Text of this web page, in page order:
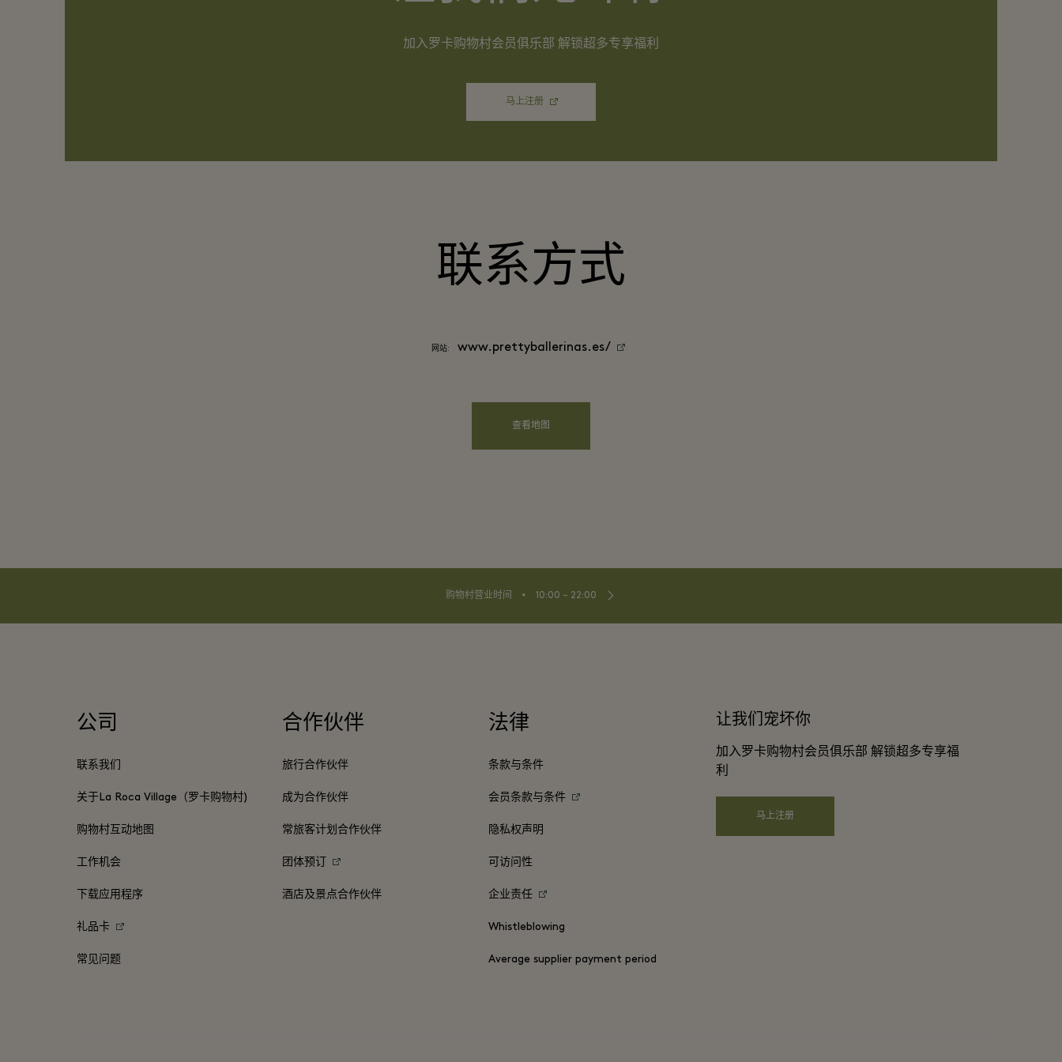
加入罗卡购物村会员俱乐部 解锁超多专享福利
马上注册
联系方式
网站: www.prettyballerinas.es/
查看地图
购物村营业时间 ⬩ 10:00 – 22:00
公司
联系我们
关于La Roca Village（罗卡购物村)
购物村互动地图
工作机会
下载应用程序
礼品卡
常见问题
合作伙伴
旅行合作伙伴
成为合作伙伴
常旅客计划合作伙伴
团体预订
酒店及景点合作伙伴
法律
条款与条件
会员条款与条件
隐私权声明
可访问性
企业责任
Whistleblowing
Average supplier payment period
让我们宠坏你
加入罗卡购物村会员俱乐部 解锁超多专享福
利
马上注册